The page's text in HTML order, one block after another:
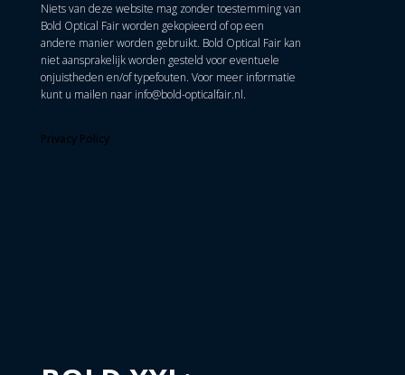
Niets van deze website mag zonder toestemming van
Bold Optical Fair worden gekopieerd of op een
andere manier worden gebruikt. Bold Optical Fair kan
niet aansprakelijk worden gesteld voor eventuele
onjuistheden en/of typefouten. Voor meer informatie
kunt u mailen naar info@bold-opticalfair.nl.
Privacy Policy